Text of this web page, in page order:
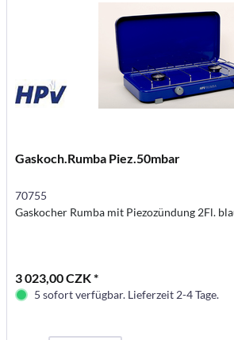
Gaskoch.Rumba Piez.50mbar
70755
Gaskocher Rumba mit Piezozündung 2Fl.
3 023,00 CZK *
5 sofort verfügbar. Lieferzeit 2-4 Tage.